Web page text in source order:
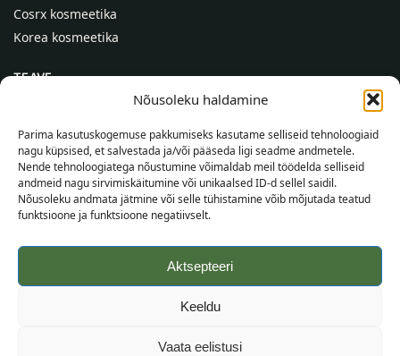
Nõusoleku haldamine
Parima kasutuskogemuse pakkumiseks kasutame selliseid tehnoloogiaid
nagu küpsised, et salvestada ja/või pääseda ligi seadme andmetele.
Nende tehnoloogiatega nõustumine võimaldab meil töödelda selliseid
andmeid nagu sirvimiskäitumine või unikaalsed ID-d sellel saidil.
Nõusoleku andmata jätmine või selle tühistamine võib mõjutada teatud
funktsioone ja funktsioone negatiivselt.
Aktsepteeri
Keeldu
Vaata eelistusi
Cosrx kosmeetika
Korea kosmeetika
TEAVE
Kontaktid
Abi
TEAVE OSTJALE
Tarnetingimused
Tingimused
Veebikaart